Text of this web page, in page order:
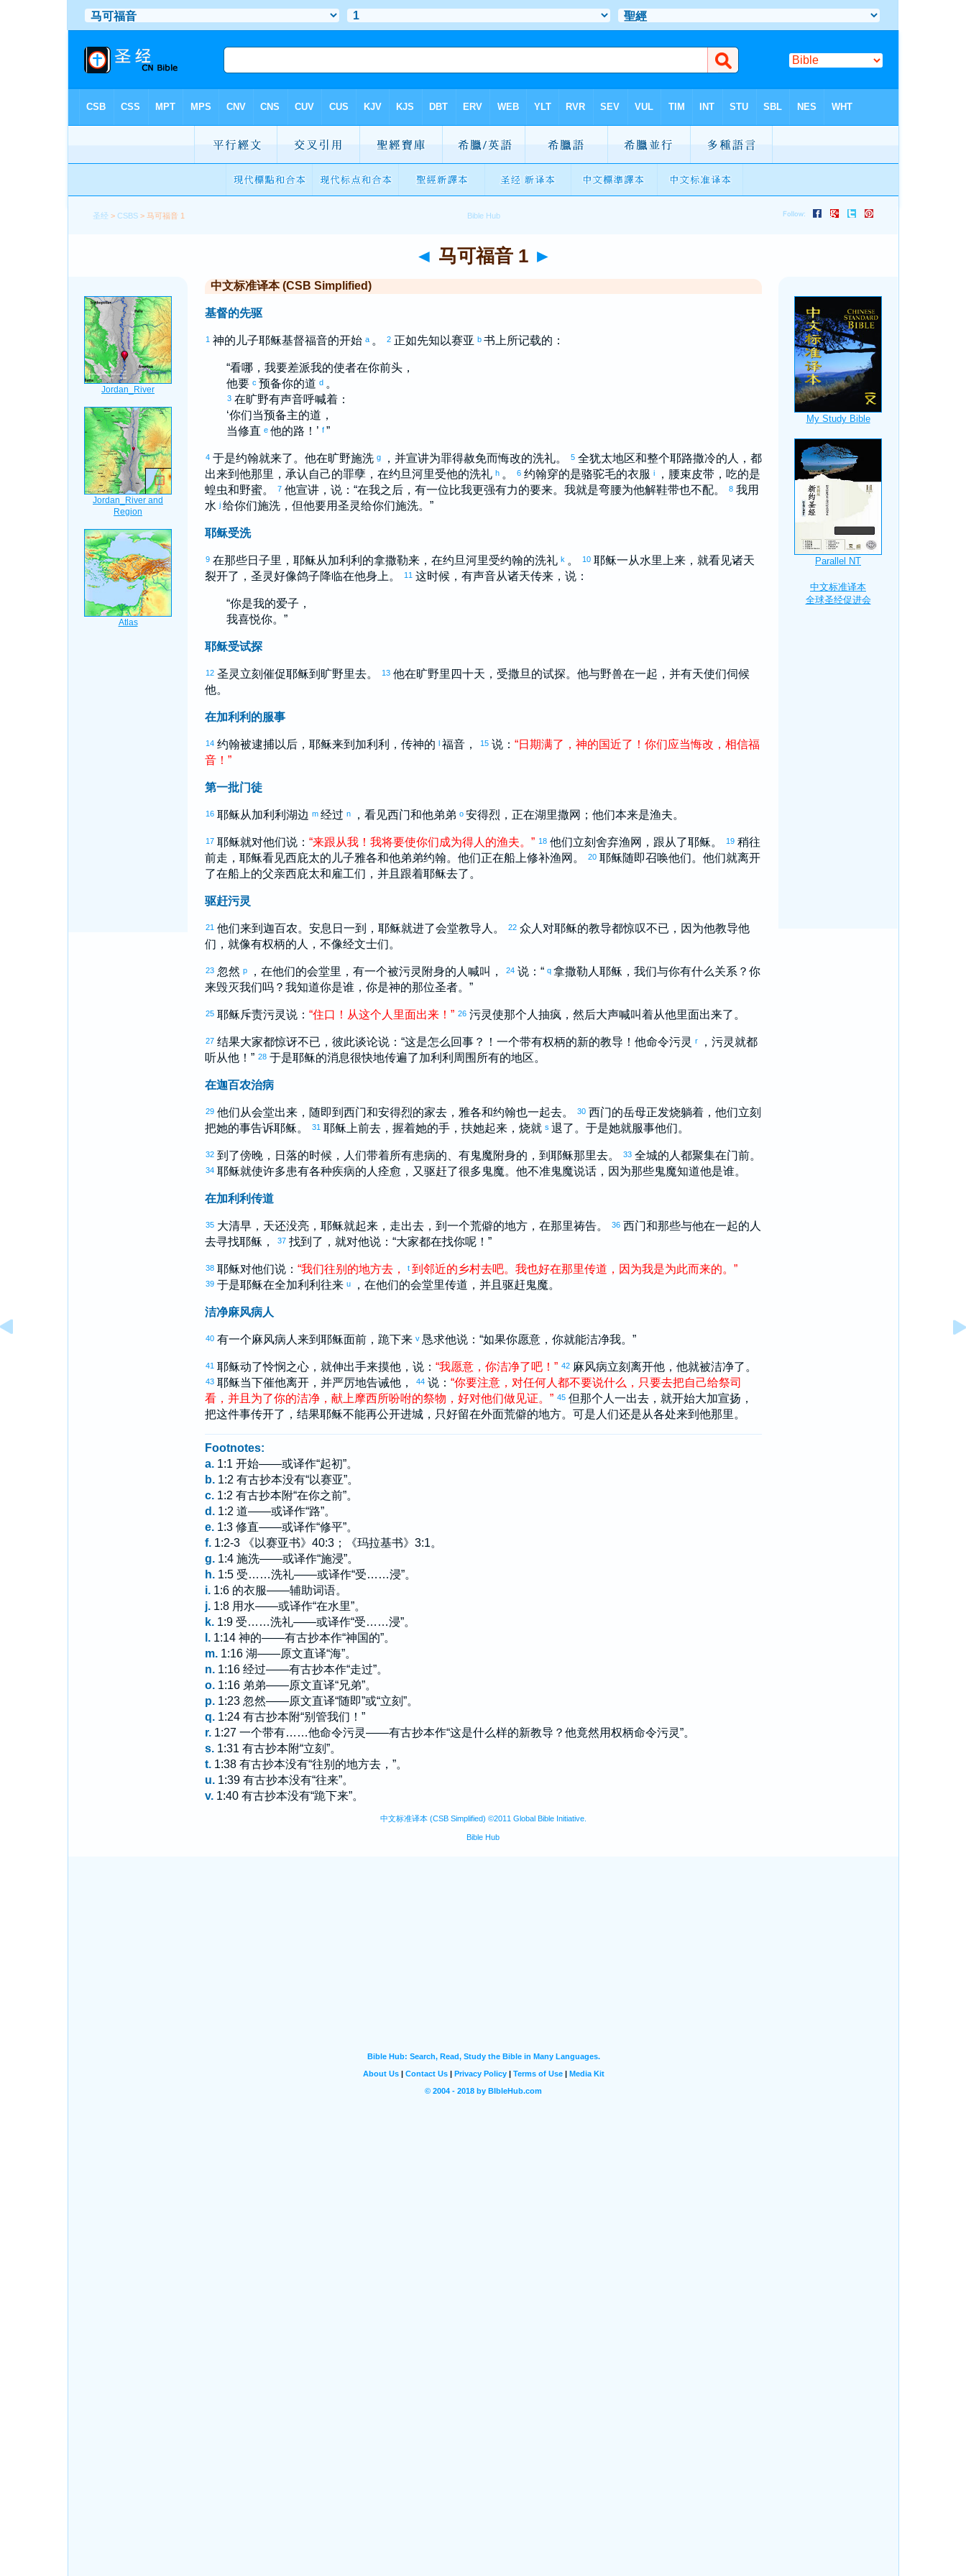
圣经 >CSBS > 马可福音 1
◄ 马可福音 1 ►
中文标准译本 (CSB Simplified)
基督的先驱
1 神的儿子耶稣基督福音的开始 a 。 2 正如先知 以赛亚 b 书上所记载的：
“看哪，我要差派我的使者在你前头，
他要 c 预备你的道 d 。
3 在旷野有声音呼喊着：
‘你们当预备主的道，
当修直 e 他的路！’ f ”
4 于是约翰就来了。他在旷野施洗 g ，并宣讲为罪得赦免而悔改的洗礼。 5 全犹太地区和整个耶路撒冷的人，都
出来到他那里，承认自己的罪孽，在约旦河里受他的洗礼 h 。 6 约翰穿的是骆驼毛的衣服 i
，腰束皮带，吃的是
蝗虫和野蜜。
7 他宣讲，说：“在我之后，有一位比我更强有力的要来。我就是弯腰为他解鞋带也不配。 8 我用
水 j 给你们施洗，但他要用圣灵给你们施洗。”
耶稣受洗
9 在那些日子里，耶稣从加利利 的拿撒勒来，在约旦河里受约翰的洗礼 k 。 10 耶稣一从水里上来，就看见诸天
裂开了，圣灵好像鸽子降临在他身上。
11 这时候，有声音从诸天传来，说：
“你是我的爱子，
我喜悦你。”
耶稣受试探
12 圣灵立刻催促耶稣到旷野里去。 13 他在旷野里四十天，受撒旦 的试探。他与野兽在一起，并有天使们伺候
他。
在加利利的服事
14 约翰被逮捕以后，耶稣来到 加利利 ，传神的 l 福音， 15 说： “日期满了 ， 神的国近了 ！ 你们应当悔改 ， 相信福
音！ ”
第一批门徒
16 耶稣从加利利 湖边 m 经过 n ，看见西门和他弟弟 o 安得烈 ，正在湖里撒网；他们本来是渔夫。
17 耶稣就对他们说： “来跟从我！ 我将要使你们成为得人 的渔夫。 ” 18 他们立刻舍弃渔网，跟从了耶稣。 19 稍往
前走，耶稣看见西庇太的儿子雅各和他弟弟约翰。他们正在船上修补渔网。 20 耶稣随即召唤他们。他们就离开
了在船上的父亲西庇太和雇工们，并且跟着耶稣去了。
驱赶污灵
21 他们来到 迦百农。安息日一到，耶稣就进了会堂教导人。 22 众人对耶稣的教导都惊叹不已，因为他教导他
们，就像有权柄的人，不像经文士们。
23 忽然 p ，在他们的会堂里，有一个被污灵附身的人喊叫， 24 说：“ q 拿撒勒 人耶稣，我们与你有什么关系？你
来毁灭我们吗？我知道你是谁，你是神的那位圣者。”
25 耶稣斥责污灵说： “住口 ！ 从这个 人 里面出来！ ” 26 污灵使那个人抽疯，然后大声喊叫着从他里面出来了。
27 结果大家都惊讶不已，彼此谈论说：“这是怎么回事？！一个带有权柄的新的教导！他命令污灵 r
，污灵就都
听从他！” 28 于是耶稣的消息很快地传遍了加利利 周围所有的地区。
在迦百农治病
29 他们从会堂出来，随即到 西门和安得烈的家去， 雅各和约翰也一起去。 30 西门的岳母正发烧躺着，他们立刻
把她的事告诉耶稣。
31 耶稣上前去，握着她的手，扶她起来，烧就 s 退了。于是她就服事他们。
32 到了傍晚，日落的时候，人们带着所有患病的、有鬼魔附身的，到耶稣那里去。 33 全城的人都聚集在门前。
34 耶稣就使许多患有各种疾病的人痊愈，又驱赶了很多鬼魔。他不准鬼魔说话，因为那些鬼魔知道他是谁。
在加利利传道
35 大清早，天还没亮，耶稣就起来，走出去，到一个荒僻的地方，在那里祷告。 36 西门和那些与他在一起的人
去寻找耶稣，
37 找到了，就对他说：“大家都在找你呢！”
38 耶稣对他们说： “我们往别的地方去， t 到 邻近的乡村去吧。 我也好在那里传道 ， 因为我是为此而来的。 ”
39 于是耶稣在全加利利 往来 u ，在他们的会堂里传道，并且驱赶鬼魔。
洁净麻风病人
40 有一个麻风病人来到耶稣面前，跪下来 v 恳求他说：“如果你愿意，你就能洁净我。”
41 耶稣动了怜悯之心，就伸出手来摸他，说： “我愿意， 你洁净了吧！ ” 42 麻风病立刻离开他，他就被洁净了。
43 耶稣当下催他离开，并严厉地告诫他， 44 说： “你要注意， 对任何人 都不要说什么 ， 只要去把自己给祭司
看， 并且 为了你的洁净， 献上 摩西所吩咐的祭物 ， 好对他们做见证。 ” 45 但那个人一出去，就开始大加宣扬，
把这件事传开了，结果耶稣不能再公开进城，只好留在外面荒僻的地方。可是人们还是从各处来到他那里。
Footnotes:
a. 1:1 开始——或译作“起初”。
b. 1:2 有古抄本没有“以赛亚”。
c. 1:2 有古抄本附“在你之前”。
d. 1:2 道——或译作“路”。
e. 1:3 修直——或译作“修平”。
f. 1:2-3 《以赛亚书》40:3；《玛拉基书》3:1。
g. 1:4 施洗——或译作“施浸”。
h. 1:5 受……洗礼——或译作“受……浸”。
i. 1:6 的衣服——辅助词语。
j. 1:8 用水——或译作“在水里”。
k. 1:9 受……洗礼——或译作“受……浸”。
l. 1:14 神的——有古抄本作“神国的”。
m. 1:16 湖——原文直译“海”。
n. 1:16 经过——有古抄本作“走过”。
o. 1:16 弟弟——原文直译“兄弟”。
p. 1:23 忽然——原文直译“随即”或“立刻”。
q. 1:24 有古抄本附“别管我们！”
r. 1:27 一个带有……他命令污灵——有古抄本作“这是什么样的新教导？他竟然用权柄命令污灵”。
s. 1:31 有古抄本附“立刻”。
t. 1:38 有古抄本没有“往别的地方去，”。
u. 1:39 有古抄本没有“往来”。
v. 1:40 有古抄本没有“跪下来”。
中文标准译本 (CSB Simplified) ©2011 Global Bible Initiative.
Bible Hub